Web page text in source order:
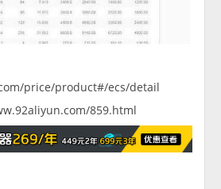
price/product#/ecs/detail
859.html